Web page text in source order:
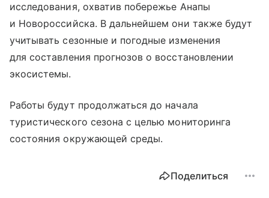
исследования, охватив побережье Анапы
и Новороссийска. В дальнейшем они также будут
учитывать сезонные и погодные изменения
для составления прогнозов о восстановлении
экосистемы.
Работы будут продолжаться до начала
туристического сезона с целью мониторинга
состояния окружающей среды.
Поделиться